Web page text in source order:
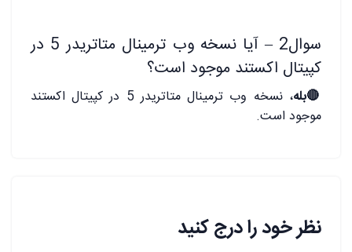
سوال2 – آیا نسخه وب ترمینال متاتریدر 5 در
کپیتال اکستند موجود است؟
🔴بله، نسخه وب ترمینال متاتریدر 5 در کپیتال اکستند
موجود است.
نظر خود را درج کنید